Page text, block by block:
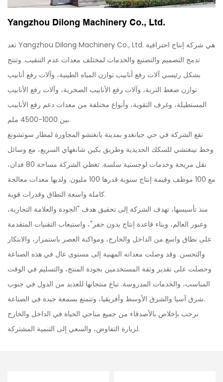
Yangzhou Dilong Machinery Co., Ltd.
تعد Yangzhou Dilong Machinery Co., Ltd. هي شركة إنتاج احترافية
تدمج التصميم والتصنيع والخدمات لمختلف معدات عدم التنقيب. وتنتج
بشكل رئيسي آلات رفع أنابيب توازن المياه الطينية، وآلات رفع أنابيب
توازن ضغط التربة، وآلات رفع الأنابيب الصخرية، وآلات رفع الأنابيب
المستطيلة، وغرف التقوية، وأنواع مختلفة من معدات دعم رفع الأنابيب
بين 1000-4500 ملم.
تقع الشركة في حي جيانغدو بمدينة يانغتشو المجاورة لمطار سوتشونغ
وخط نينغتشي للسكك الحديدية وطريق بكين شانغهاي السريع، مع وسائل
نقل مريحة وخدمات لوجستية سلسة. تغطي الشركة مساحة 80 فدان،
مع 100 موظف وقيمة إنتاج سنوية قدرها 100 مليون. ولديها معدات معالجة
كاملة واسعة النطاق وقدرات قوية.
منذ تأسيسها، تهدف الشركة إلى تحقيق هدف "الجودة والعلامة التجارية،
وعبور العالم، وبناء قاعدة إنتاج بدون حفر"، واستيعاب التقنيات المتقدمة
على نطاق واسع من الداخل والخارج، ومواكبة العصر باستمرار، والابتكار
والتحسن. وقد وصلت معداته المهنية إلى مستوى عال في هذه الصناعة
وحصلت على تقدير وثقة المستخدمين بجودة المنتج، والتسليم في الوقت
المناسب، والخدمات المدروسة. تباع منتجاتها للعديد من الدول في جنوب
شرق آسيا والشرق الأوسط وأفريقيا، وتتمتع بسمعة جيدة في الصناعة.
نرحب بإخلاص بالأصدقاء من جميع مناحي الحياة في الداخل والخارج
لزيارة التفاوض، والسعي إلى التنمية المشتركة.